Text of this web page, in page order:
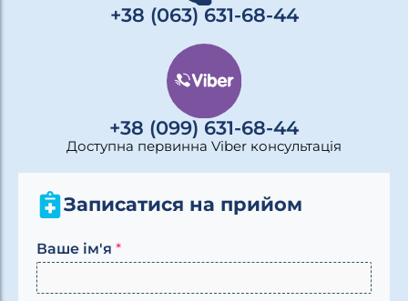
+38 (063) 631-68-44
+38 (099) 631-68-44
Доступна первинна Viber консультація
Записатися на прийом
В
а
ш
Ваше ім'я *